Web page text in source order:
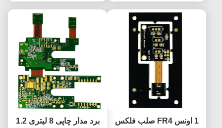
1 اونس FR4 صلب فلکس
برد مدار چاپی 8 لیتری 1.2